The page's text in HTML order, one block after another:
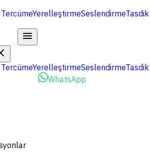
YerelleştirmeSeslendirmeTasdik
YerelleştirmeSeslendirmeTasdik
WhatsApp